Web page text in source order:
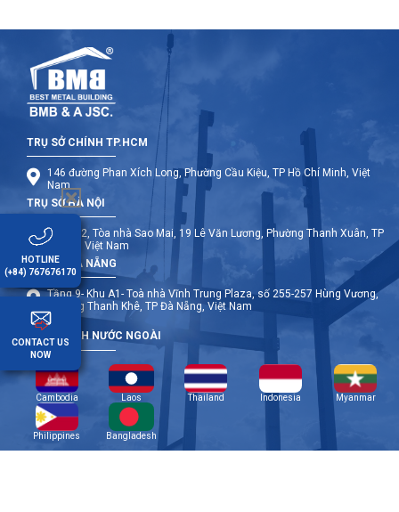
TRỤ SỞ CHÍNH TP.HCM
146 đường Phan Xích Long, Phường Cầu Kiệu, TP Hồ Chí Minh, Việt
Nam
TRỤ SỞ HÀ NỘI
Tầng 12, Tòa nhà Sao Mai, 19 Lê Văn Lương, Phường Thanh Xuân, TP
Hà Nội, Việt Nam
TRỤ SỞ ĐÀ NẴNG
Tầng 9- Khu A1- Toà nhà Vĩnh Trung Plaza, số 255-257 Hùng Vương,
Phường Thanh Khê, TP Đà Nẵng, Việt Nam
CHI NHÁNH NƯỚC NGOÀI
Cambodia Laos Thailand Indonesia Myanmar
Philippines Bangladesh
HOTLINE
(+84) 767676170
CONTACT US
NOW